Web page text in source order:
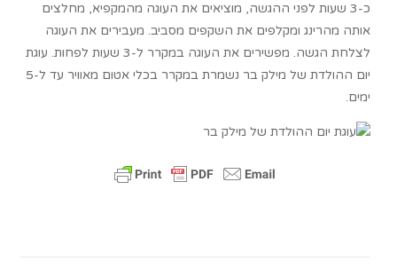
כ-3 שעות לפני ההגשה, מוציאים את העוגה מהמקפיא, מחלצים
אותה מהרינג ומקלפים את השקפים מסביב. מעבירים את העוגה
לצלחת הגשה. מפשירים את העוגה במקרר ל-3 שעות לפחות. עוגת
יום ההולדת של מילק בר נשמרת במקרר בכלי אטום מאוויר עד ל-5
ימים.